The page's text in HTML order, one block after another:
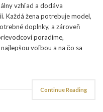
vzhľad a dodáva
Každá žena potrebuje model,
doplnky, a zároveň
poradíme,
voľbou a na čo sa
Continue Reading